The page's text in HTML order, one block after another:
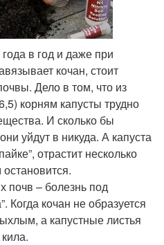
в год и даже при
кочан, стоит
Дело в том, что из
корням капусты трудно
И сколько бы
уйдут в никуда. А капуста
отрастит несколько
почв – болезнь под
Когда кочан не образуется
а капустные листья